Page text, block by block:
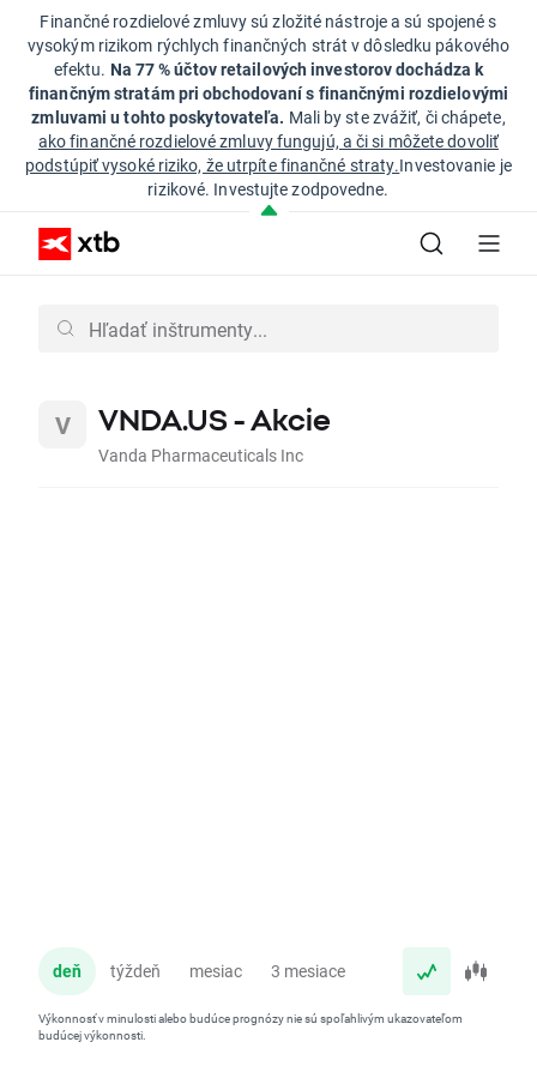
Finančné rozdielové zmluvy sú zložité nástroje a sú spojené s
vysokým rizikom rýchlych finančných strát v dôsledku pákového
efektu. Na 77 % účtov retailových investorov dochádza k
finančným stratám pri obchodovaní s finančnými rozdielovými
zmluvami u tohto poskytovateľa. Mali by ste zvážiť, či chápete,
ako finančné rozdielové zmluvy fungujú, a či si môžete dovoliť
podstúpiť vysoké riziko, že utrpíte finančné straty.Investovanie je
rizikové. Investujte zodpovedne.
VNDA.US - Akcie
Vanda Pharmaceuticals Inc
deň týždeň mesiac 3 mesiace
Výkonnosť v minulosti alebo budúce prognózy nie sú spoľahlivým ukazovateľom
budúcej výkonnosti.